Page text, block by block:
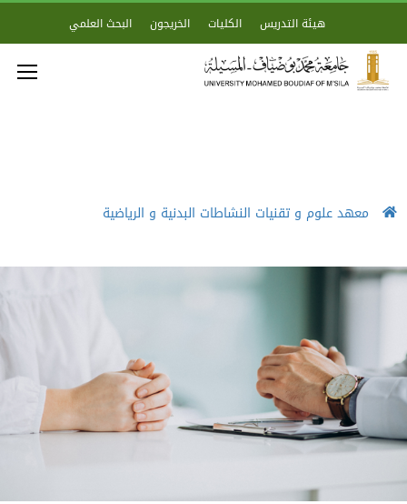
هيئة التدريس الكليات الخريجون البحث العلمي
معهد علوم و تقنيات النشاطات البدنية و الرياضية